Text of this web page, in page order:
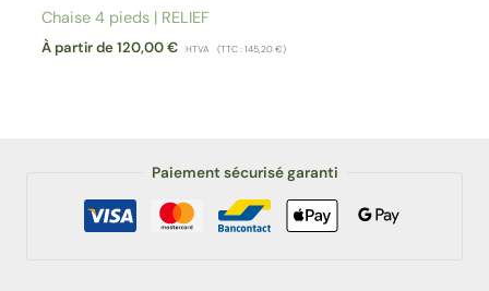
Chaise 4 pieds | RELIEF
À partir de120,00€ HTVA (TTC :145,20€)
Paiement sécurisé garanti